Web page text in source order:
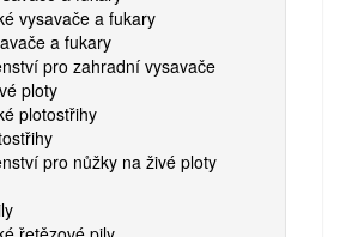
vysavače a fukary
a fukary
pro zahradní vysavače
ploty
plotostřihy
pro nůžky na živé ploty